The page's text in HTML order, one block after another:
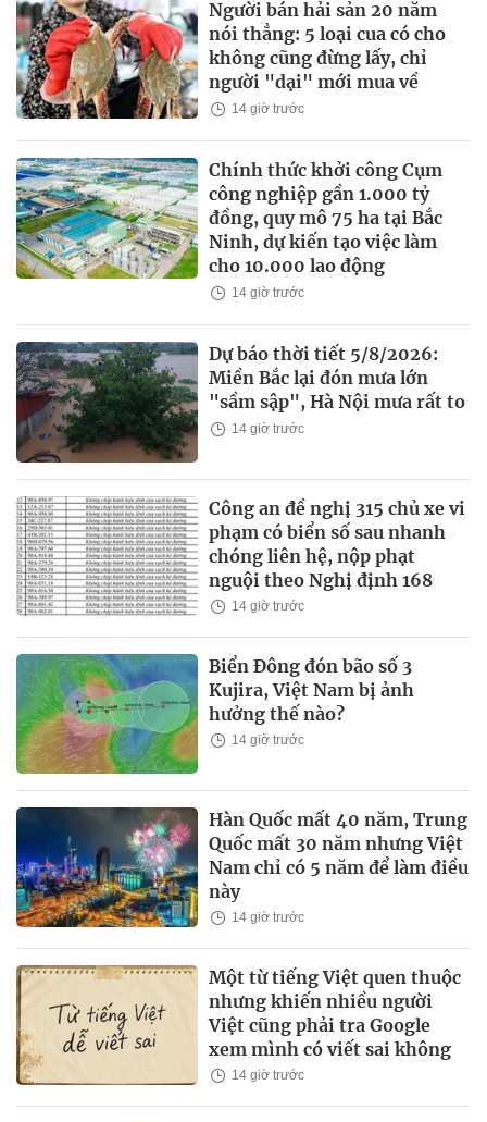
Người bán hải sản 20 năm
nói thẳng: 5 loại cua có cho
không cũng đừng lấy, chỉ
người "dại" mới mua về
14 giờ trước
Chính thức khởi công Cụm
công nghiệp gần 1.000 tỷ
đồng, quy mô 75 ha tại Bắc
Ninh, dự kiến tạo việc làm
cho 10.000 lao động
14 giờ trước
Dự báo thời tiết 5/8/2026:
Miền Bắc lại đón mưa lớn
"sầm sập", Hà Nội mưa rất to
14 giờ trước
Công an đề nghị 315 chủ xe vi
phạm có biển số sau nhanh
chóng liên hệ, nộp phạt
nguội theo Nghị định 168
14 giờ trước
Biển Đông đón bão số 3
Kujira, Việt Nam bị ảnh
hưởng thế nào?
14 giờ trước
Hàn Quốc mất 40 năm, Trung
Quốc mất 30 năm nhưng Việt
Nam chỉ có 5 năm để làm điều
này
14 giờ trước
Một từ tiếng Việt quen thuộc
nhưng khiến nhiều người
Việt cũng phải tra Google
xem mình có viết sai không
14 giờ trước